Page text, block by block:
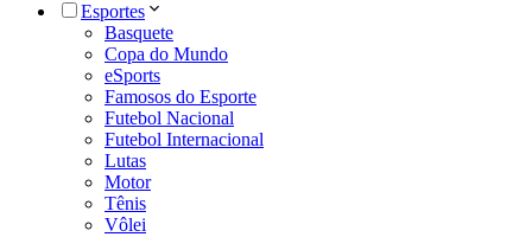
Esportes
Basquete
Copa do Mundo
eSports
Famosos do Esporte
Futebol Nacional
Futebol Internacional
Lutas
Motor
Tênis
Vôlei